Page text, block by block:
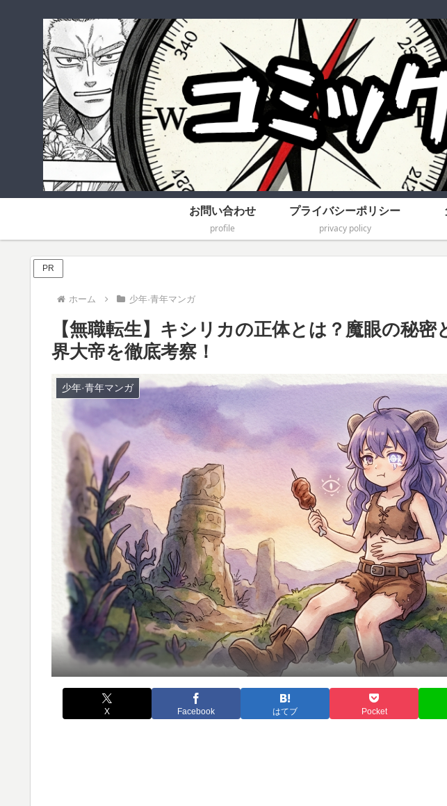
お問い合わせ
profile
プライバシーポリシー
privacy policy
PR
ホーム 少年·青年マンガ
【無職転生】キシリカの正体とは？魔眼の秘
界大帝を徹底考察！
少年·青年マンガ
X Facebook はてブ Pocket